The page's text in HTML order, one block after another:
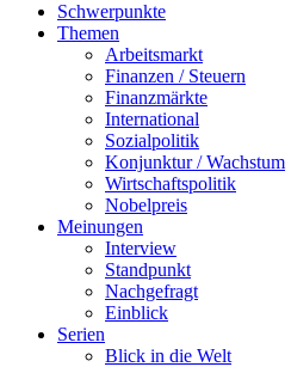
Schwerpunkte
Themen
Arbeitsmarkt
Finanzen / Steuern
Finanzmärkte
International
Sozialpolitik
Konjunktur / Wachstum
Wirtschaftspolitik
Nobelpreis
Meinungen
Interview
Standpunkt
Nachgefragt
Einblick
Serien
Blick in die Welt